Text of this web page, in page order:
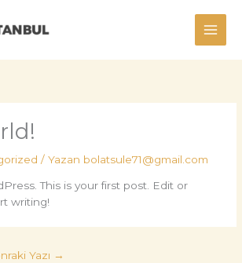
/ Yazan bolatsule71@gmail.com
This is your first post. Edit or
writing!
Yazı →